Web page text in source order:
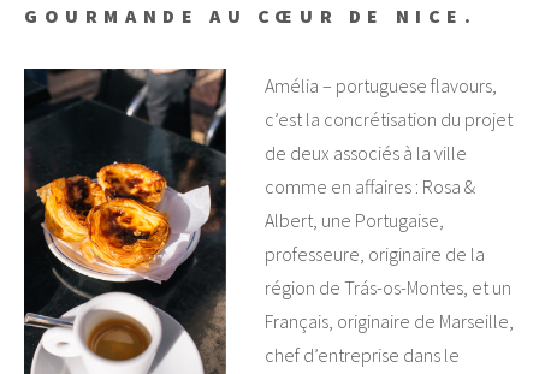
GOURMANDE AU CŒUR DE NICE.
Amélia – portuguese flavours,
c’est la concrétisation du projet
de deux associés à la ville
comme en affaires : Rosa &
Albert, une Portugaise,
professeure, originaire de la
région de Trás-os-Montes, et un
Français, originaire de Marseille,
chef d’entreprise dans le